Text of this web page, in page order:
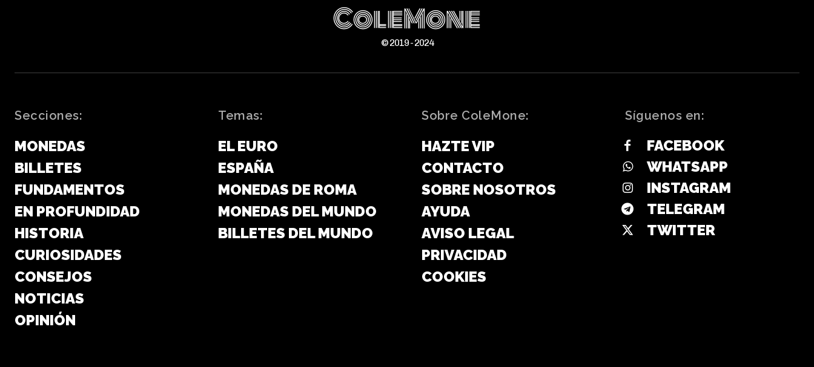
ColeMone
© 2019 - 2024
Secciones:
MONEDAS
BILLETES
FUNDAMENTOS
EN PROFUNDIDAD
HISTORIA
CURIOSIDADES
CONSEJOS
NOTICIAS
OPINIÓN
Temas:
EL EURO
ESPAÑA
MONEDAS DE ROMA
MONEDAS DEL MUNDO
BILLETES DEL MUNDO
Sobre ColeMone:
HAZTE VIP
CONTACTO
SOBRE NOSOTROS
AYUDA
AVISO LEGAL
PRIVACIDAD
COOKIES
Síguenos en:
FACEBOOK
WHATSAPP
INSTAGRAM
TELEGRAM
TWITTER